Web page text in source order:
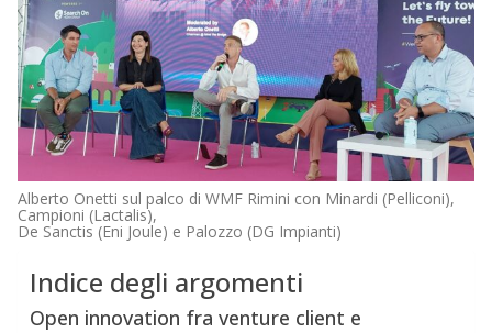
Alberto Onetti sul palco di WMF Rimini con Minardi (Pelliconi),
Campioni (Lactalis),
De Sanctis (Eni Joule) e Palozzo (DG Impianti)
Indice degli argomenti
Open innovation fra venture client e